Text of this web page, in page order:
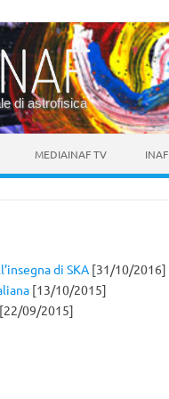
di astrofisica
MEDIAINAF TV INAF
di SKA[31/10/2016]
[13/10/2015]
09/2015]